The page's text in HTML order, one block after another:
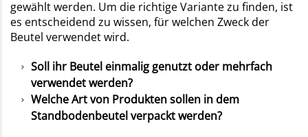
gewählt werden. Um die richtige Variante zu finden, ist
es entscheidend zu wissen, für welchen Zweck der
Beutel verwendet wird.
Soll ihr Beutel einmalig genutzt oder mehrfach
verwendet werden?
Welche Art von Produkten sollen in dem
Standbodenbeutel verpackt werden?